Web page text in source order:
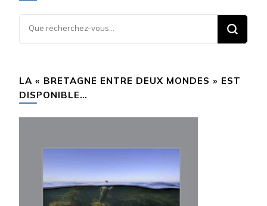
Vous
LA « BRETAGNE ENTRE DEUX MONDES » EST
DISPONIBLE…